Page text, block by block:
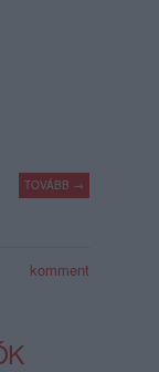
TOVÁBB →
komment